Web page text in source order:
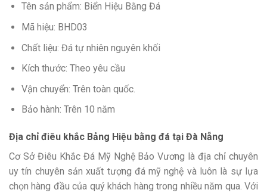
Tên sản phẩm: Biển Hiệu Bằng Đá
Mã hiệu: BHD03
Chất liệu: Đá tự nhiên nguyên khối
Kích thước: Theo yêu cầu
Vận chuyển: Trên toàn quốc.
Bảo hành: Trên 10 năm
Địa chỉ điêu khắc Bảng Hiệu bằng đá tại Đà Nẵng
Cơ Sở Điêu Khắc Đá Mỹ Nghệ Bảo Vương là địa chỉ chuyên
uy tín chuyên sản xuất tượng đá mỹ nghệ và luôn là sự lựa
chọn hàng đầu của quý khách hàng trong nhiều năm qua. Với